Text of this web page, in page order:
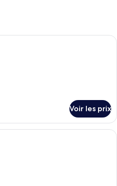
Une pièce aménagée avec une
Voir les prix
Une pièce aménagée avec une